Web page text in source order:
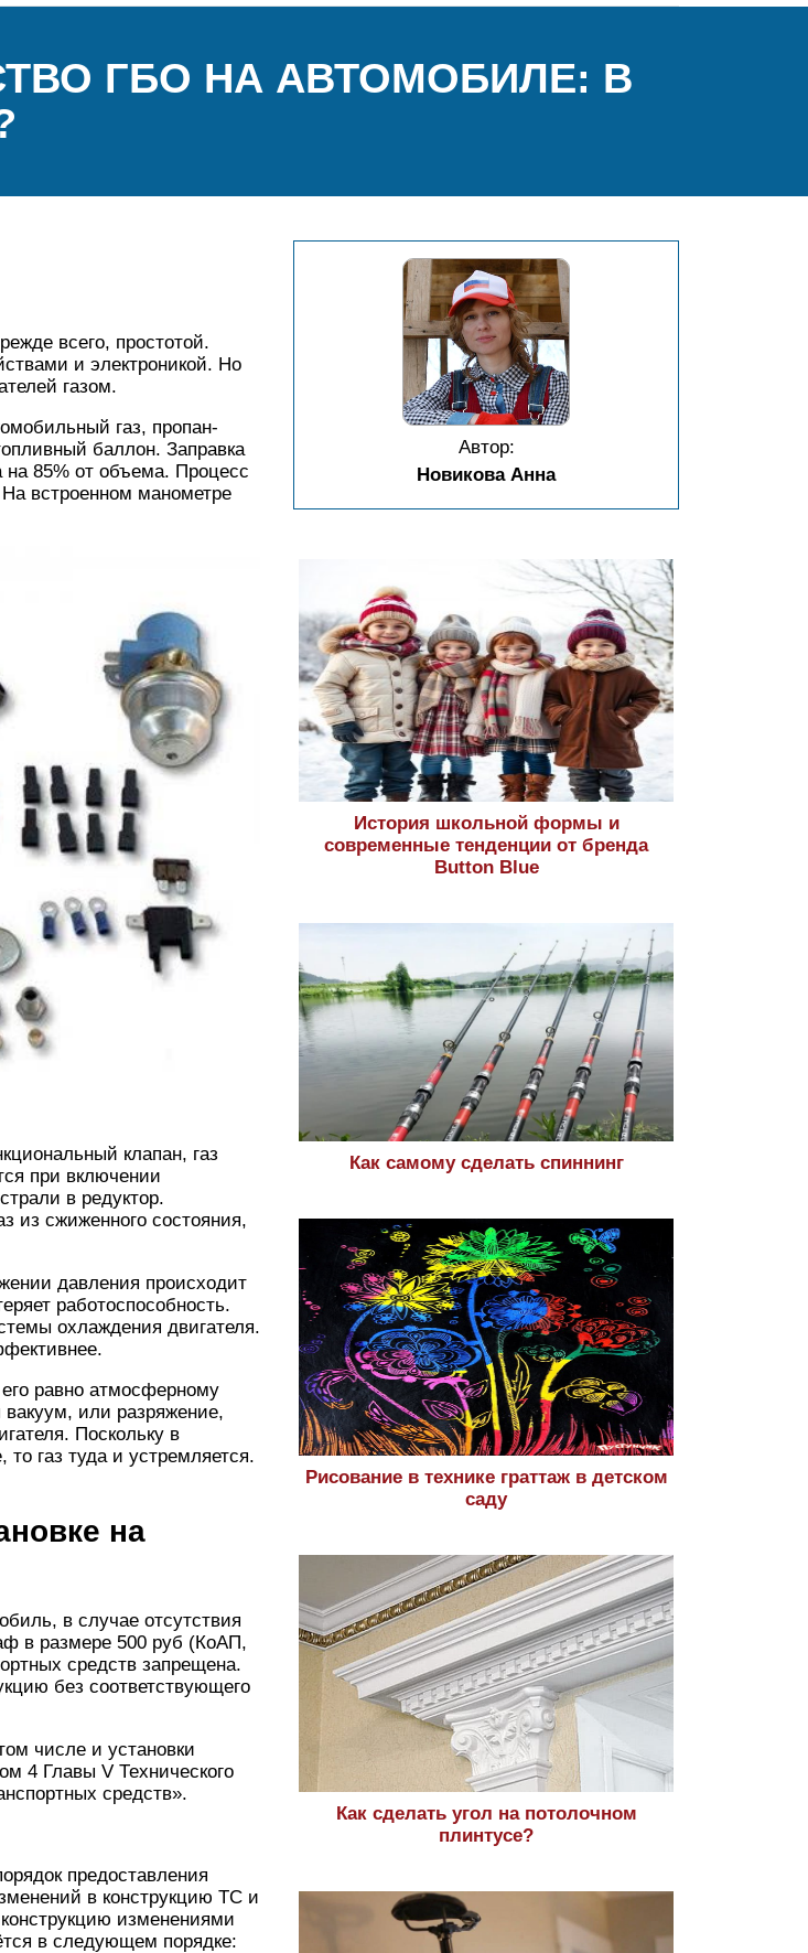
ГБО НА АВТОМОБИЛЕ: В
всего, простотой.
и электроникой. Но
газом.
газ, пропан-
баллон. Заправка
на 85% от объема. Процесс
встроенном манометре
клапан, газ
при включении
в редуктор.
из сжиженного состояния,
давления происходит
работоспособность.
охлаждения двигателя.
его равно атмосферному
вакуум, или разряжение,
Поскольку в
газ туда и устремляется.
на
в случае отсутствия
в размере 500 руб (КоАП,
средств запрещена.
без соответствующего
числе и установки
4 Главы V Технического
средств».
предоставления
в конструкцию ТС и
изменениями
в следующем порядке:
Автор:
Новикова Анна
История школьной формы и
современные тенденции от бренда
Button Blue
Как самому сделать спиннинг
Рисование в технике граттаж в детском
саду
Как сделать угол на потолочном
плинтусе?